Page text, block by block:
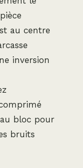
au centre
inversion
bloc pour
bruits